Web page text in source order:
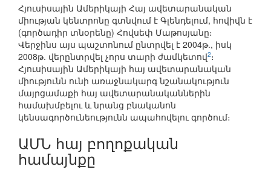
Հյուսիսային Ամերիկայի Հայ ավետարանական
միության կենտրոնը գտնվում է Գլենդելում, հովիվն է
(գործադիր տնօրենը) Հովսեփ Մաթոսյանը։
Վերջինս այս պաշտոնում ընտրվել է 2004թ., իսկ
2008թ. վերընտրվել չորս տարի ժամկետով2։
Հյուսիսային Ամերիկայի հայ ավետարանական
միությունն ունի առաջնակարգ նշանակություն
մայրցամաքի հայ ավետարանականներին
համախմբելու և նրանց բնականոն
կենսագործունեությունն ապահովելու գործում։
ԱՄՆ հայ բողոքական
համայնքը